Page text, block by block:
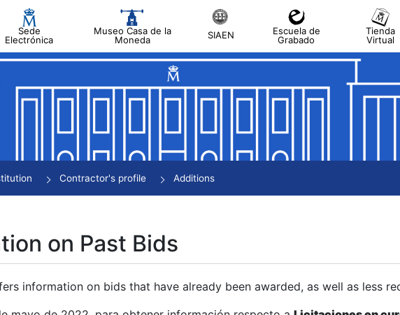
Sede
Electrónica
Museo Casa de la
Moneda
SIAEN
Escuela de
Grabado
Tienda
Virtual
Contractor's profile Additions
on Past Bids
information on bids that have already been awarded, as well as less